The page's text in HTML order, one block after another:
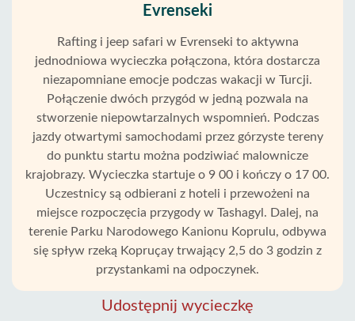
Evrenseki
Rafting i jeep safari w Evrenseki to aktywna
jednodniowa wycieczka połączona, która dostarcza
niezapomniane emocje podczas wakacji w Turcji.
Połączenie dwóch przygód w jedną pozwala na
stworzenie niepowtarzalnych wspomnień. Podczas
jazdy otwartymi samochodami przez górzyste tereny
do punktu startu można podziwiać malownicze
krajobrazy. Wycieczka startuje o 9 00 i kończy o 17 00.
Uczestnicy są odbierani z hoteli i przewożeni na
miejsce rozpoczęcia przygody w Tashagyl. Dalej, na
terenie Parku Narodowego Kanionu Koprulu, odbywa
się spływ rzeką Kopruçay trwający 2,5 do 3 godzin z
przystankami na odpoczynek.
Udostępnij wycieczkę